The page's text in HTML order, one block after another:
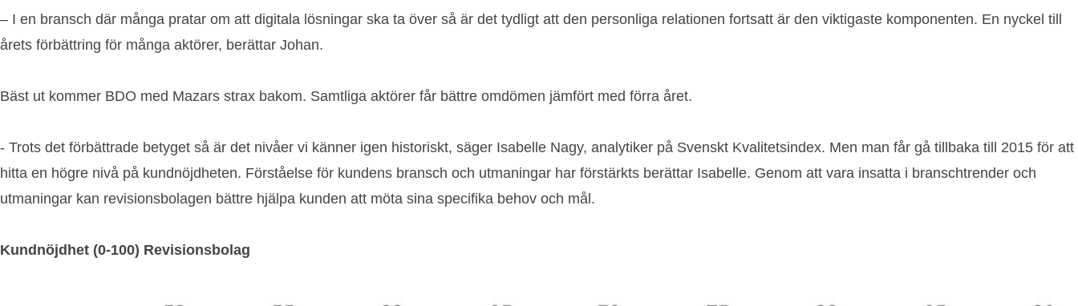
– I en bransch där många pratar om att digitala lösningar ska ta över så är det tydligt att den personliga relationen fortsatt är den viktigaste komponenten. En nyckel till
årets förbättring för många aktörer, berättar Johan.
Bäst ut kommer BDO med Mazars strax bakom. Samtliga aktörer får bättre omdömen jämfört med förra året.
- Trots det förbättrade betyget så är det nivåer vi känner igen historiskt, säger Isabelle Nagy, analytiker på Svenskt Kvalitetsindex. Men man får gå tillbaka till 2015 för att
hitta en högre nivå på kundnöjdheten. Förståelse för kundens bransch och utmaningar har förstärkts berättar Isabelle. Genom att vara insatta i branschtrender och
utmaningar kan revisionsbolagen bättre hjälpa kunden att möta sina specifika behov och mål.
Kundnöjdhet (0-100) Revisionsbolag